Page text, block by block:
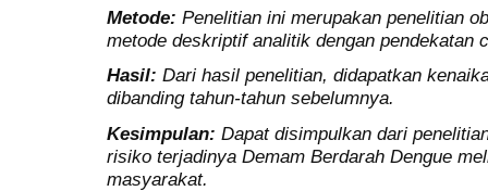
Metode: Penelitian ini merupakan penelitian
metode deskriptif analitik dengan pendekatan
Hasil: Dari hasil penelitian, didapatkan
dibanding tahun-tahun sebelumnya.
Kesimpulan: Dapat disimpulkan dari
risiko terjadinya Demam Berdarah Dengue
masyarakat.